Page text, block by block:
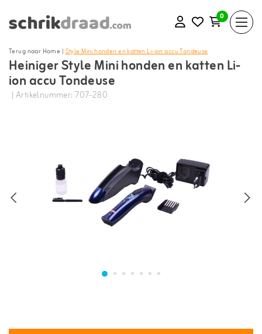
0
Terug naar Home |Style Mini honden en katten Li-ion accu Tondeuse
Heiniger Style Mini honden en katten Li-
ion accu Tondeuse
| Artikelnummer: 707-280